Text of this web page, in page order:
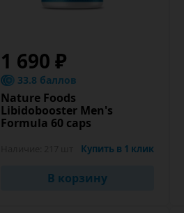
1 690 ₽
33.8 баллов
Nature Foods
Libidobooster Men's
Formula 60 caps
Купить в 1 клик
В корзину